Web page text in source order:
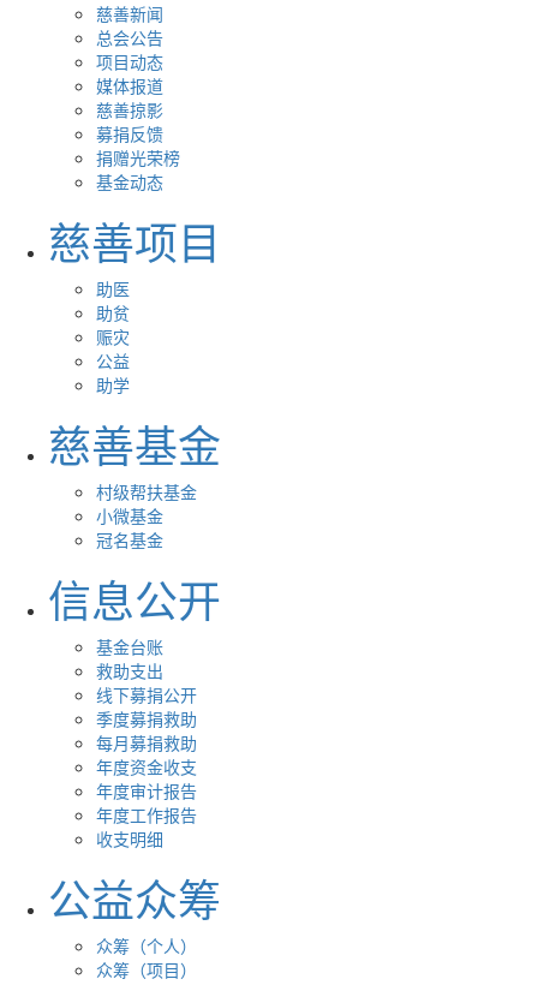
慈善新闻
总会公告
项目动态
媒体报道
慈善掠影
募捐反馈
捐赠光荣榜
基金动态
慈善项目
助医
助贫
赈灾
公益
助学
慈善基金
村级帮扶基金
小微基金
冠名基金
信息公开
基金台账
救助支出
线下募捐公开
季度募捐救助
每月募捐救助
年度资金收支
年度审计报告
年度工作报告
收支明细
公益众筹
众筹（个人）
众筹（项目）